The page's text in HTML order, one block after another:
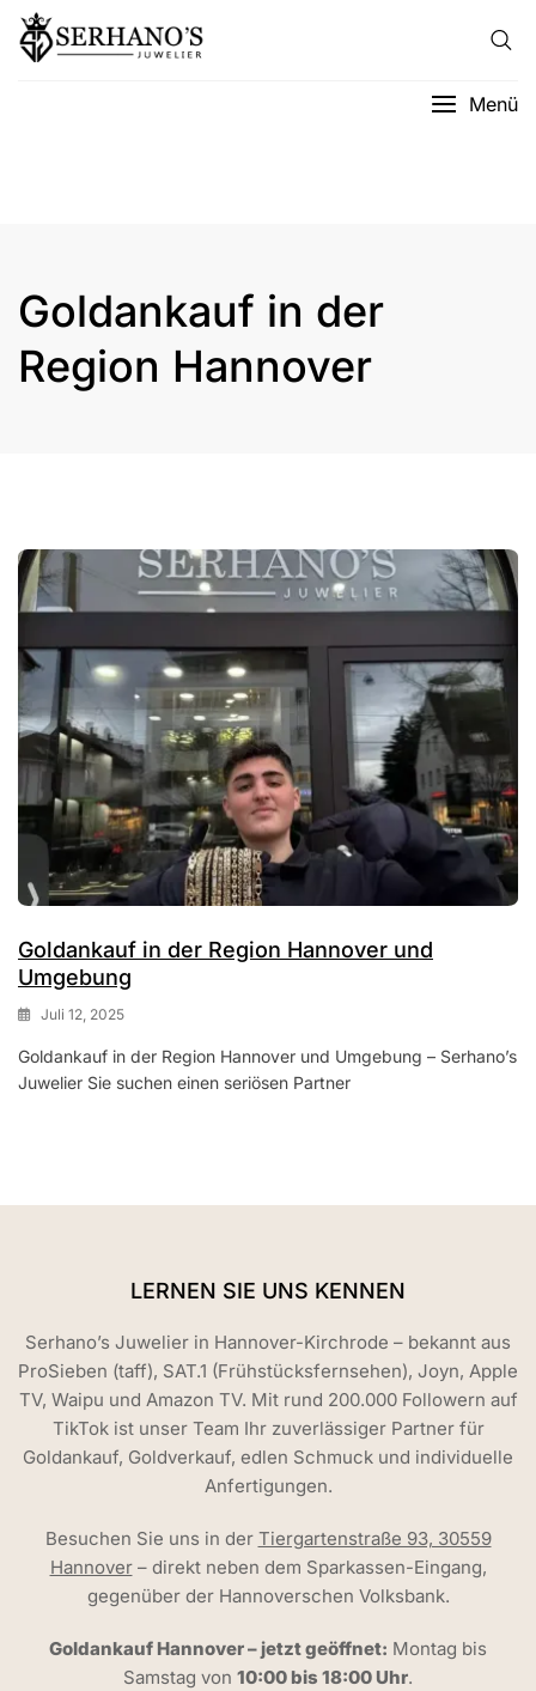
Menü
Goldankauf in der
Region Hannover
Goldankauf in der Region Hannover und
Umgebung
Juli 12, 2025
Goldankauf in der Region Hannover und Umgebung – Serhano’s
Juwelier Sie suchen einen seriösen Partner
LERNEN SIE UNS KENNEN
Serhano’s Juwelier in Hannover-Kirchrode – bekannt aus
ProSieben (taff), SAT.1 (Frühstücksfernsehen), Joyn, Apple
TV, Waipu und Amazon TV. Mit rund 200.000 Followern auf
TikTok ist unser Team Ihr zuverlässiger Partner für
Goldankauf, Goldverkauf, edlen Schmuck und individuelle
Anfertigungen.
Besuchen Sie uns in der Tiergartenstraße 93, 30559
Hannover– direkt neben dem Sparkassen-Eingang,
gegenüber der Hannoverschen Volksbank.
Goldankauf Hannover – jetzt geöffnet: Montag bis
Samstag von 10:00 bis 18:00 Uhr.